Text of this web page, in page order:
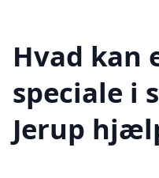
Hvad kan
speciale i
Jerup